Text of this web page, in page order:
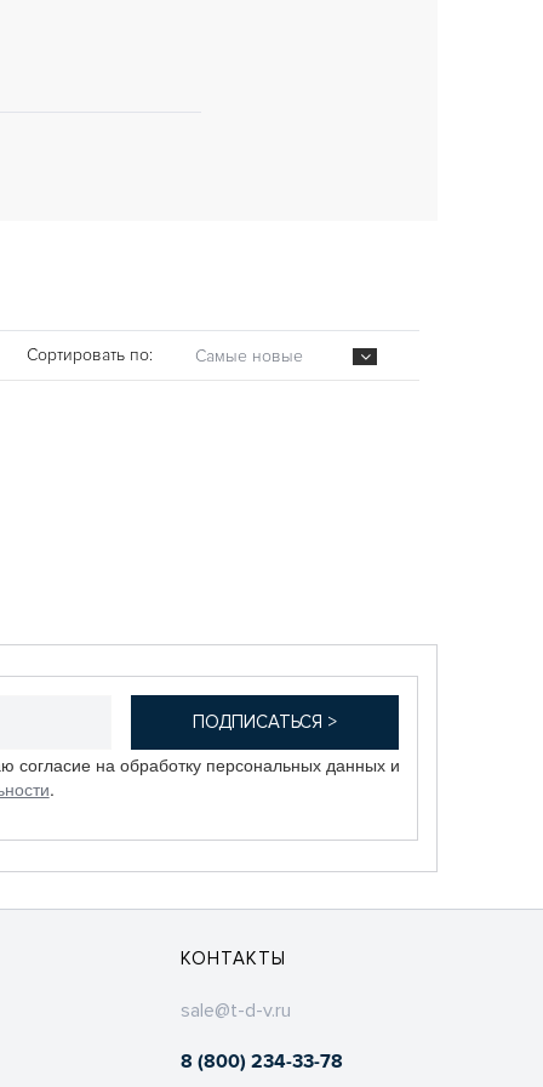
Сортировать по: Самые новые
согласие на обработку персональных данных и
.
КОНТАКТЫ
sale@t-d-v.ru
8 (800) 234-33-78